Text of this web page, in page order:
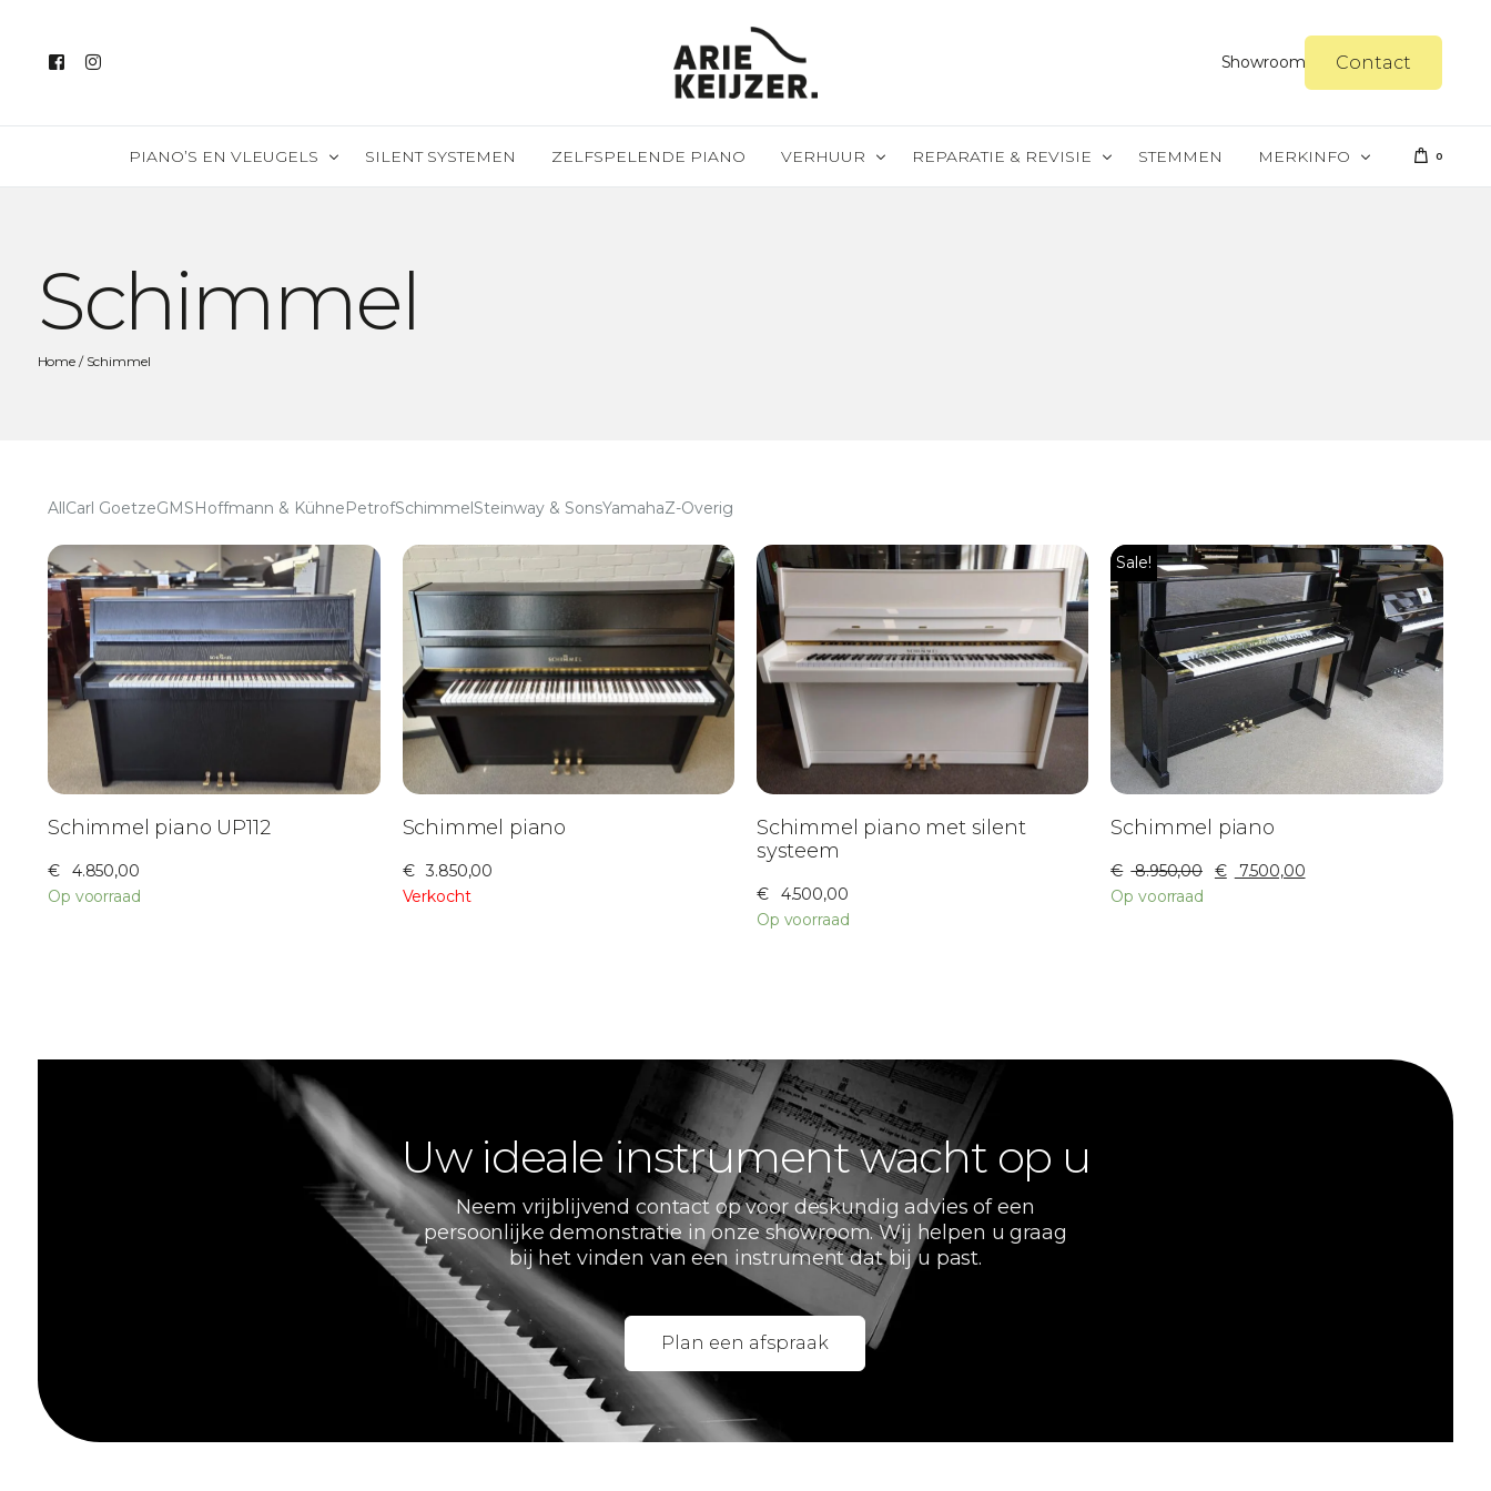
Showroom Contact
PIANO’S EN VLEUGELS
Piano’s
Vleugels
SILENT SYSTEMEN ZELFSPELENDE PIANO VERHUUR REPARATIE & REVISIE STEMMEN MERKINFO 0
Schimmel
Home / Schimmel
All Carl GoetzeGMS Hoffmann & Kühne PetrofSchimmel Steinway & SonsYamahaZ-Overig
Schimmel piano UP112
€
4.850,00
Op voorraad
Schimmel piano
€ 3.850,00
Verkocht
Schimmel piano met silent
systeem
€
4.500,00
Op voorraad
Sale!
Schimmel piano
€ 8.950,00 €
7.500,00
Op voorraad
Uw ideale instrument wacht op u
Neem vrijblijvend contact op voor deskundig advies of een
persoonlijke demonstratie in onze showroom. Wij helpen u graag
bij het vinden van een instrument dat bij u past.
Plan een afspraak